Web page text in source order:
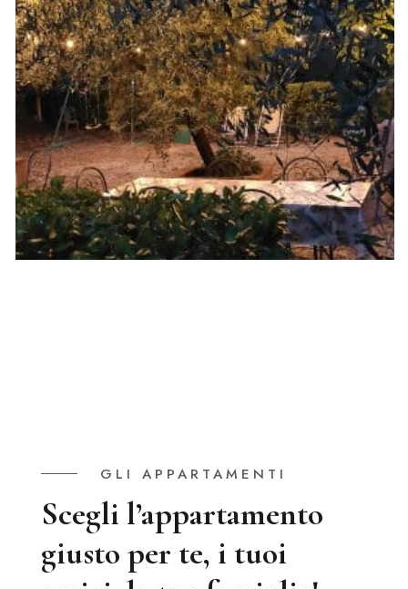
GLI APPARTAMENTI
Scegli l’appartamento
giusto per te, i tuoi